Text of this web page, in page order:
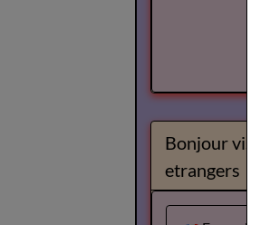
Bonjour
etrangers